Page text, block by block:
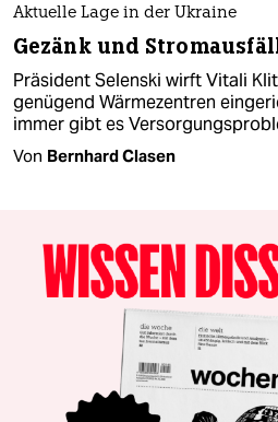
Aktuelle Lage in der Ukraine
Gezänk und
Präsident Selenski wirft Vitali
genügend Wärmezentren
immer gibt es
Von Bernhard Clasen